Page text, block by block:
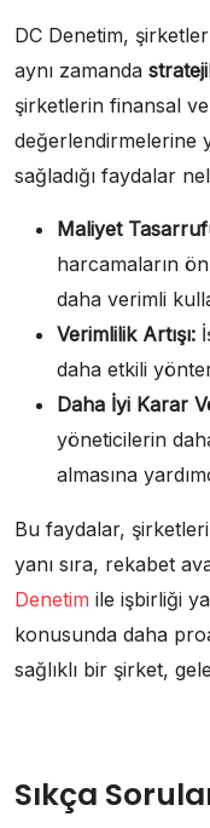
DC Denetim,
aynı zamanda
şirketlerin finansal
değerlendirmelerine
sağladığı faydalar
Maliyet
harcamaların
daha verimli
Verimlilik Artışı:
daha etkili
Daha İyi Karar
yöneticilerin
almasına
Bu faydalar,
yanı sıra, rekabet
Denetim ile işbirliği
konusunda daha
sağlıklı bir şirket,
Sıkça